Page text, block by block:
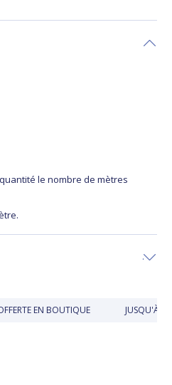
le nombre de mètres
EN BOUTIQUE JUSQU'À